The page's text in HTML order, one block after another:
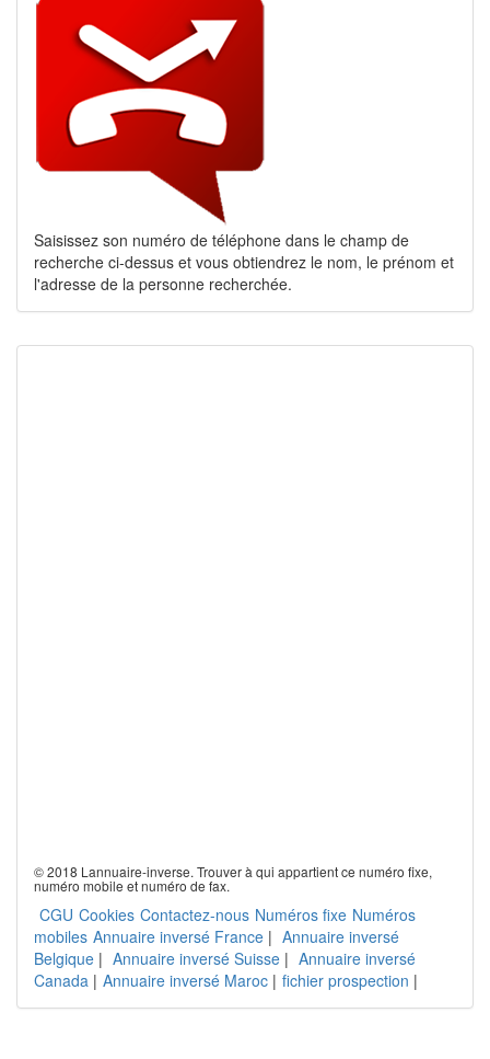
Saisissez son numéro de téléphone dans le champ de
recherche ci-dessus et vous obtiendrez le nom, le prénom et
l'adresse de la personne recherchée.
© 2018 Lannuaire-inverse. Trouver à qui appartient ce numéro fixe,
numéro mobile et numéro de fax.
CGU Cookies Contactez-nous Numéros fixe Numéros
mobiles Annuaire inversé France | Annuaire inversé
Belgique | Annuaire inversé Suisse | Annuaire inversé
Canada | Annuaire inversé Maroc | fichier prospection |